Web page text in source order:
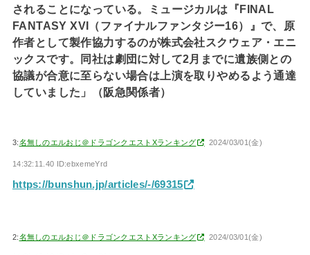
されることになっている。ミュージカルは『FINAL
FANTASY XVI（ファイナルファンタジー16）』で、原
作者として製作協力するのが株式会社スクウェア・エニ
ックスです。同社は劇団に対して2月までに遺族側との
協議が合意に至らない場合は上演を取りやめるよう通達
していました」（阪急関係者）
3:名無しのエルおじ＠ドラゴンクエストXランキング 2024/03/01(金)
14:32:11.40 ID:ebxemeYrd
https://bunshun.jp/articles/-/69315
2:名無しのエルおじ＠ドラゴンクエストXランキング 2024/03/01(金)